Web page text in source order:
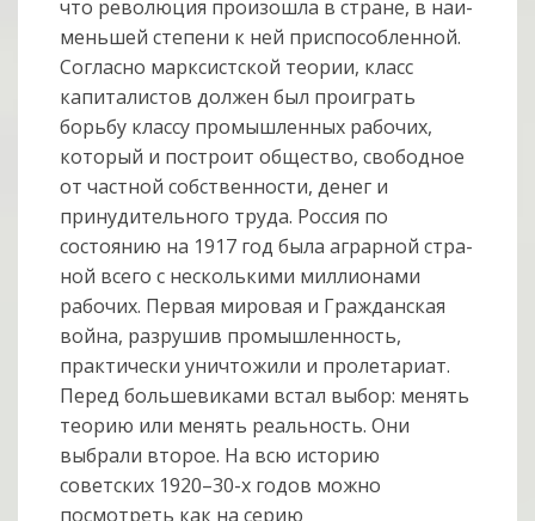
что революция произошла в стране, в наи­
меньшей степени к ней приспособленной.
Согласно марксистской теории, класс
капиталистов должен был проиграть
борьбу классу промышленных рабо­чих,
который и построит общество, свободное
от частной собственности, денег и
принудительного труда. Россия по
состоянию на 1917 год была аграрной стра­
ной всего с несколькими миллионами
рабочих. Первая мировая и Гражданская
война, разрушив промышленность,
практически уничтожили и пролетариат.
Перед большевиками встал выбор: менять
теорию или менять реальность. Они
выбрали второе. На всю историю
советских 1920–30-х годов можно
посмотреть как на серию